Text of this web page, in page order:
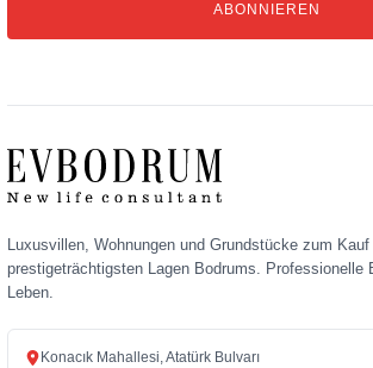
Adresse
ABONNIEREN
Luxusvillen, Wohnungen und Grundstücke zum
prestigeträchtigsten Lagen Bodrums. Professionelle
Leben.
Konacık Mahallesi, Atatürk Bulvarı